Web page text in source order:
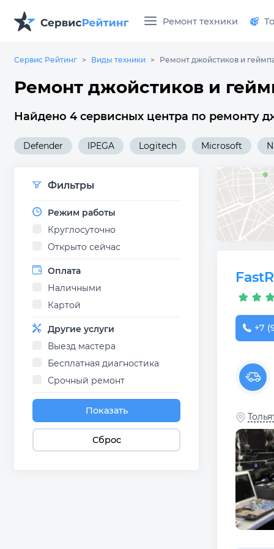
Ремонт техники
Сервис Рейтинг Виды техники Ремонт джойстиков и
Ремонт джойстиков и
Найдено 4 сервисных центра по ремонту
Defender IPEGA Logitech Microsoft
Фильтры
Режим работы
Круглосуточно
Открыто сейчас
Оплата
Наличными
Картой
Другие услуги
Выезд мастера
Бесплатная диагностика
Срочный ремонт
Показать
Сброс
+7